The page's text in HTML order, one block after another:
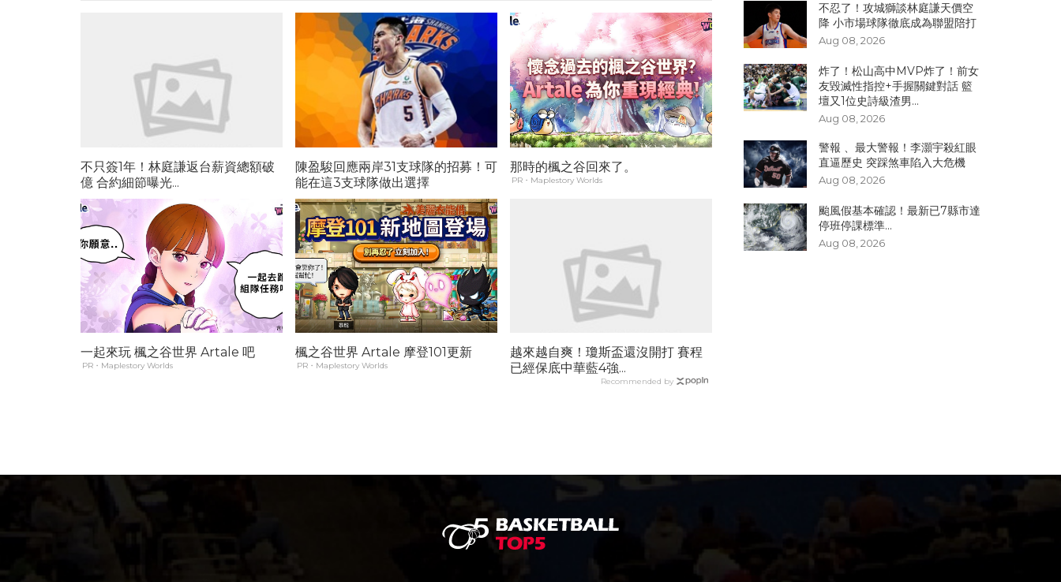
不只簽1年！林庭謙返台薪資總額破
億 合約細節曝光...
陳盈駿回應兩岸31支球隊的招募！可
能在這3支球隊做出選擇
那時的楓之谷回來了。
PR・Maplestory Worlds
一起來玩 楓之谷世界 Artale 吧
PR・Maplestory Worlds
楓之谷世界 Artale 摩登101更新
PR・Maplestory Worlds
越來越自爽！瓊斯盃還沒開打 賽程
已經保底中華藍4強...
Recommended by
不忍了！攻城獅談林庭謙天價空
降 小市場球隊徹底成為聯盟陪打
Aug 08, 2026
炸了！松山高中MVP炸了！前女
友毀滅性指控+手握關鍵對話 籃
壇又1位史詩級渣男...
Aug 08, 2026
警報 、最大警報！李灝宇殺紅眼
直逼歷史 突踩煞車陷入大危機
Aug 08, 2026
颱風假基本確認！最新已7縣市達
停班停課標準...
Aug 08, 2026